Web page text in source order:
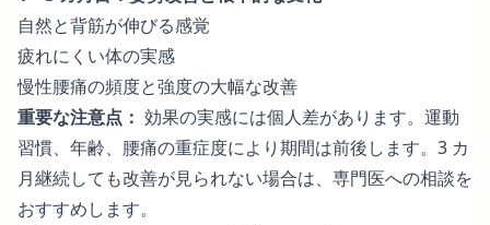
自然と背筋が伸びる感覚
疲れにくい体の実感
慢性腰痛の頻度と強度の大幅な改善
重要な注意点： 効果の実感には個人差があります。運動
習慣、年齢、腰痛の重症度により期間は前後します。3 カ
月継続しても改善が見られない場合は、専門医への相談を
おすすめします。